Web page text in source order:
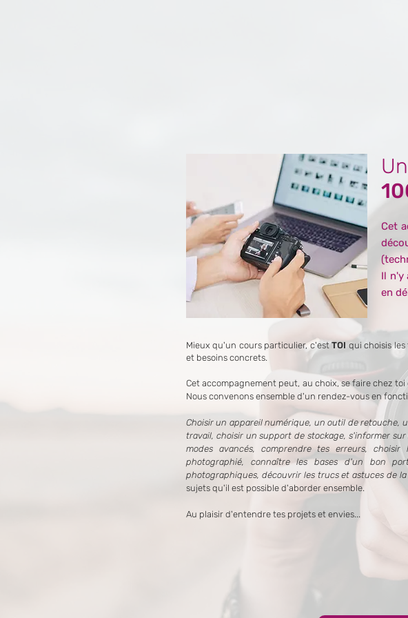
Cet
Il n'y
en
Mieux qu'un cours particulier, c'estTOI qui choisis
et besoins concrets.
Cet accompagnement peut, au choix, se faire chez
Nous convenons ensemble d'un rendez-vous en
Choisir un appareil numérique, un outil de retouche,
travail, choisir un support de stockage, s'informer
modes avancés, comprendre tes erreurs,
photographié, connaître les bases d'un bon
photographiques, découvrir les trucs et astuces de
sujets qu'il est possible d'aborder ensemble.
Au plaisir d'entendre tes projets et envies...